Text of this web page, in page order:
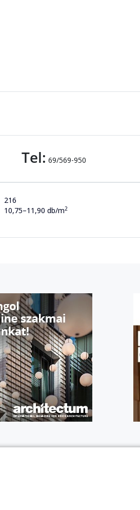
Tel: 69/569-950
216
10,75–11,90 db/m2